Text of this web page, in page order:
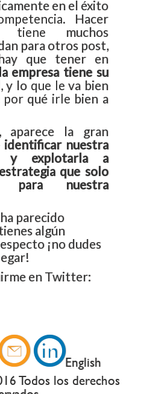
en el éxito
Hacer
tiene muchos
para otros post,
que tener en
empresa tiene su
, y lo que le va bien
por qué irle bien a
aparece la gran
identificar nuestra
y explotarla a
que solo
para nuestra
parecido
algún
¡no dudes
en Twitter:
iEnglish
Todos los derechos